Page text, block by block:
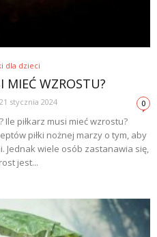
dla dzieci
MIEĆ WZROSTU?
21 stycznia 2024 0
Ile piłkarz musi mieć wzrostu?
piłki nożnej marzy o tym, aby
Jednak wiele osób zastanawia się,
jest...